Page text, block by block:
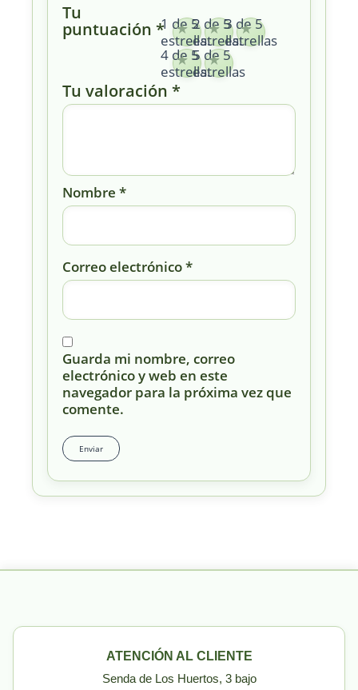
Tu
puntuación *1 de 5
estrellas
2 de 5
estrellas
3 de 5
estrellas
4 de 5
estrellas
5 de 5
estrellas
Tu valoración *
Nombre *
Correo electrónico*
Guarda mi nombre, correo
electrónico y web en este
navegador para la próxima vez que
comente.
ATENCIÓN AL CLIENTE
Senda de Los Huertos, 3 bajo